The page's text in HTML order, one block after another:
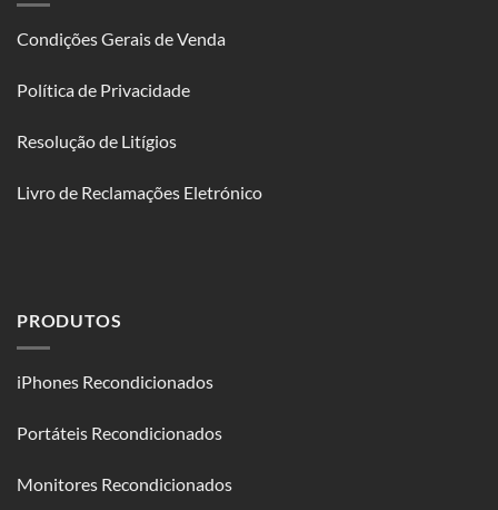
Condições Gerais de Venda
Política de Privacidade
Resolução de Litígios
Livro de Reclamações Eletrónico
PRODUTOS
iPhones Recondicionados
Portáteis Recondicionados
Monitores Recondicionados